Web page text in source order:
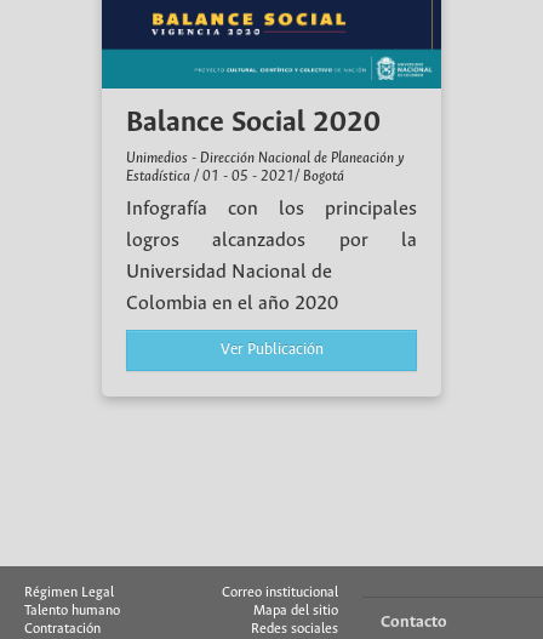
Balance Social 2020
Unimedios - Dirección Nacional de Planeación y
Estadística / 01 - 05 - 2021/ Bogotá
Infografía con los principales
logros alcanzados por la
Universidad Nacional de
Colombia en el año 2020
Ver Publicación
Régimen Legal
Talento humano
Contratación
Correo institucional
Mapa del sitio
Redes sociales
Contacto